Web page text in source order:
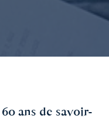
ans de savoir-